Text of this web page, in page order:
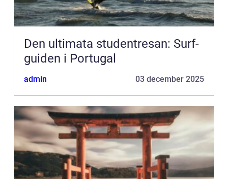
Den ultimata studentresan: Surf-
guiden i Portugal
admin 03 december 2025